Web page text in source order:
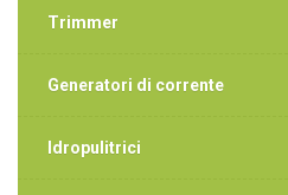
Trimmer
Generatori di corrente
Idropulitrici